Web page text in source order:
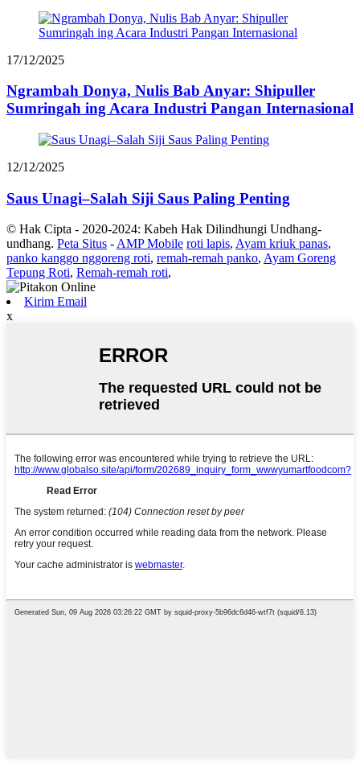
17/12/2025
Ngrambah Donya, Nulis Bab Anyar: Shipuller
Sumringah ing Acara Industri Pangan Internasional
12/12/2025
Saus Unagi–Salah Siji Saus Paling Penting
© Hak Cipta - 2020-2024: Kabeh Hak Dilindhungi Undhang-
undhang. Peta Situs -AMP Mobile roti lapis, Ayam kriuk panas,
panko kanggo nggoreng roti, remah-remah panko, Ayam Goreng
Tepung Roti, Remah-remah roti,
Kirim Email
x